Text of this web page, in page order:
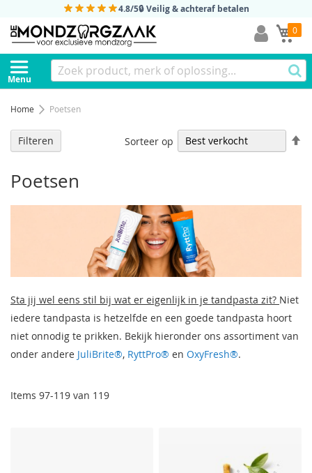
4.8/5🔒 Veilig & achteraf betalen
0
Menu
Home Poetsen
Poetsen
Sta jij wel eens stil bij wat er eigenlijk in je tandpasta zit? Niet
iedere tandpasta is hetzelfde en een goede tandpasta hoort
niet onnodig te prikken. Bekijk hieronder ons assortiment van
onder andere JuliBrite®, RyttPro® en OxyFresh®.
Items 97-119 van 119
Sorteer op
Filteren